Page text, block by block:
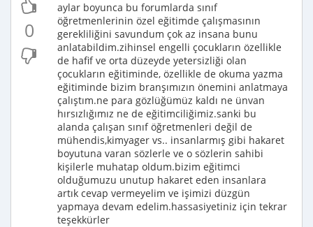
0
aylar boyunca bu forumlarda sınıf
öğretmenlerinin özel eğitimde çalışmasının
gerekliliğini savundum çok az insana bunu
anlatabildim.zihinsel engelli çocukların özellikle
de hafif ve orta düzeyde yetersizliği olan
çocukların eğitiminde, özellikle de okuma yazma
eğitiminde bizim branşımızın önemini anlatmaya
çalıştım.ne para gözlüğümüz kaldı ne ünvan
hırsızlığımız ne de eğitimciliğimiz.sanki bu
alanda çalışan sınıf öğretmenleri değil de
mühendis,kimyager vs.. insanlarmış gibi hakaret
boyutuna varan sözlerle ve o sözlerin sahibi
kişilerle muhatap oldum.bizim eğitimci
olduğumuzu unutup hakaret eden insanlara
artık cevap vermeyelim ve işimizi düzgün
yapmaya devam edelim.hassasiyetiniz için tekrar
teşekkürler